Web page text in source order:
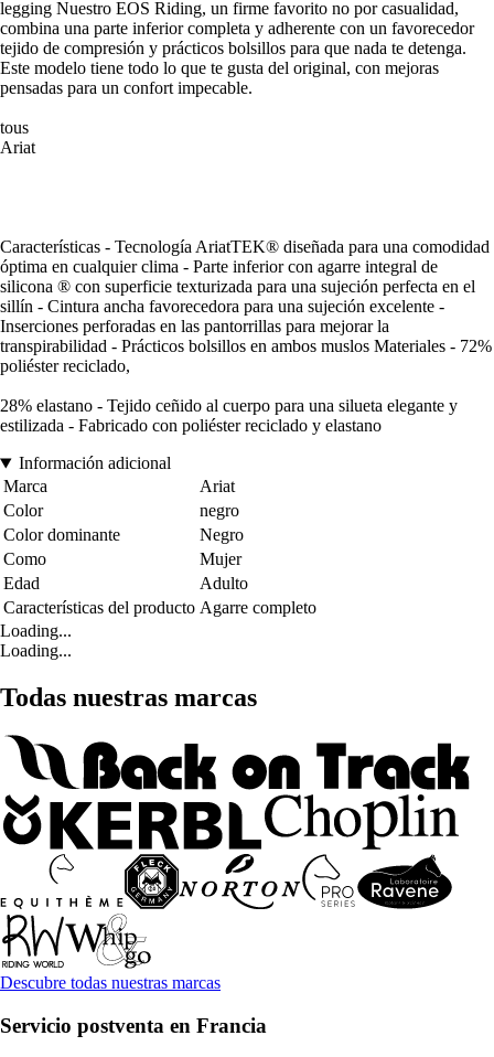
legging Nuestro EOS Riding, un firme favorito no por casualidad,
combina una parte inferior completa y adherente con un favorecedor
tejido de compresión y prácticos bolsillos para que nada te detenga.
Este modelo tiene todo lo que te gusta del original, con mejoras
pensadas para un confort impecable.
tous
Ariat
Características - Tecnología AriatTEK® diseñada para una comodidad
óptima en cualquier clima - Parte inferior con agarre integral de
silicona ® con superficie texturizada para una sujeción perfecta en el
sillín - Cintura ancha favorecedora para una sujeción excelente -
Inserciones perforadas en las pantorrillas para mejorar la
transpirabilidad - Prácticos bolsillos en ambos muslos Materiales - 72%
poliéster reciclado,
28% elastano - Tejido ceñido al cuerpo para una silueta elegante y
estilizada - Fabricado con poliéster reciclado y elastano
Información adicional
Marca
Ariat
Color
negro
Color dominante
Negro
Como
Mujer
Edad
Adulto
Características del producto Agarre completo
Loading...
Loading...
Todas nuestras marcas
Descubre todas nuestras marcas
Servicio postventa en Francia